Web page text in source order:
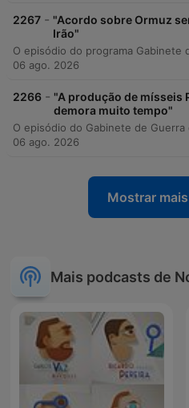
2267 - "Acordo sobre Ormuz
Irão"
06 ago. 2026
2266 - "A produção de mísseis
demora muito tempo"
06 ago. 2026
Mostrar
Mais podcasts de